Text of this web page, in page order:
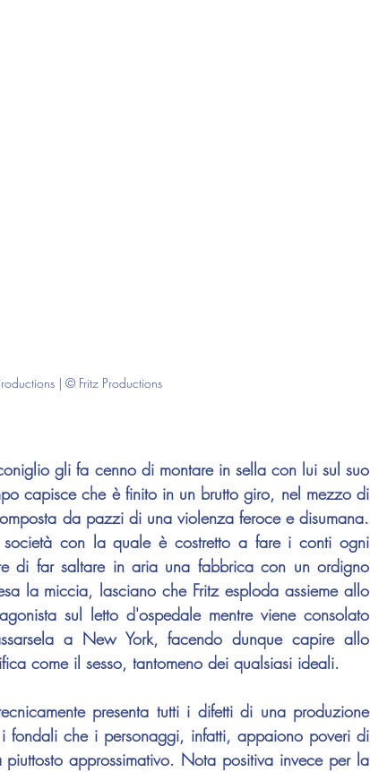
| © Fritz Productions
capisce che è finito in un brutto giro, nel mezzo di
da pazzi di una violenza feroce e disumana.
con la quale è costretto a fare i conti ogni
di far saltare in aria una fabbrica con un ordigno
la miccia, lasciano che Fritz esploda assieme allo
sul letto d'ospedale mentre viene consolato
a New York, facendo dunque capire allo
come il sesso, tantomeno dei qualsiasi ideali.
presenta tutti i difetti di una produzione
fondali che i personaggi, infatti, appaiono poveri di
approssimativo. Nota positiva invece per la